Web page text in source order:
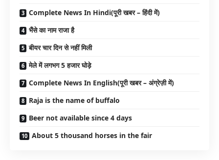
Complete News In Hindi(पूरी खबर – हिंदी में)
भैंसे का नाम राजा है
बीयर चार दिन से नहीं मिली
मेले में लगभग 5 हजार घोड़े
Complete News In English(पूरी खबर – अंग्रेज़ी में)
Raja is the name of buffalo
Beer not available since 4 days
About 5 thousand horses in the fair